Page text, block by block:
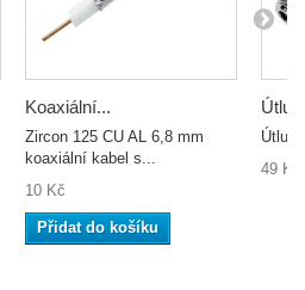
Koaxiální...
Zircon 125 CU AL 6,8 mm
koaxiální kabel s...
10 Kč
Přidat do košíku
49 Kč